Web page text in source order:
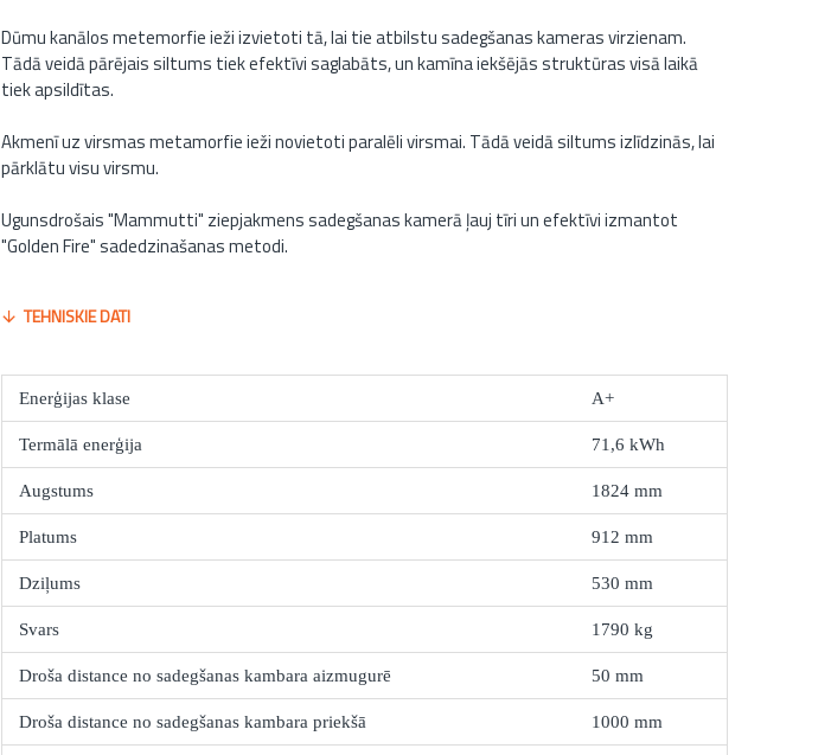
Dūmu kanālos metemorfie ieži izvietoti tā, lai tie atbilstu sadegšanas kameras virzienam.
Tādā veidā pārējais siltums tiek efektīvi saglabāts, un kamīna iekšējās struktūras visā laikā
tiek apsildītas.
Akmenī uz virsmas metamorfie ieži novietoti paralēli virsmai. Tādā veidā siltums izlīdzinās, lai
pārklātu visu virsmu.
Ugunsdrošais "Mammutti" ziepjakmens sadegšanas kamerā ļauj tīri un efektīvi izmantot
"Golden Fire" sadedzinašanas metodi.
TEHNISKIE DATI
Enerģijas klase A+
Termālā enerģija 71,6 kWh
Augstums 1824 mm
Platums 912 mm
Dziļums 530 mm
Svars 1790 kg
Droša distance no sadegšanas kambara aizmugurē 50 mm
Droša distance no sadegšanas kambara priekšā 1000 mm